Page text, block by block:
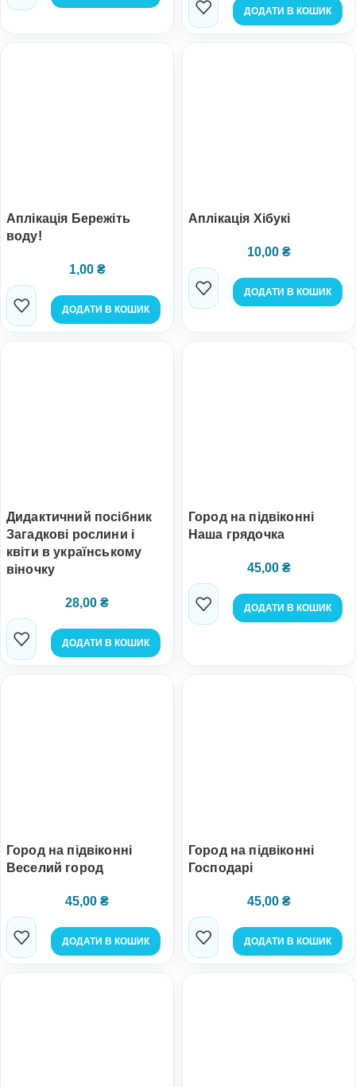
ДОДАТИ В КОШИК
Аплікація Бережіть
воду!
1,00 ₴
ДОДАТИ В КОШИК
Аплікація Хібукі
10,00 ₴
ДОДАТИ В КОШИК
Дидактичний посібник
Загадкові рослини і
квіти в українському
віночку
28,00 ₴
ДОДАТИ В КОШИК
Город на підвіконні
Наша грядочка
45,00 ₴
ДОДАТИ В КОШИК
Город на підвіконні
Веселий город
45,00 ₴
ДОДАТИ В КОШИК
Город на підвіконні
Господарі
45,00 ₴
ДОДАТИ В КОШИК